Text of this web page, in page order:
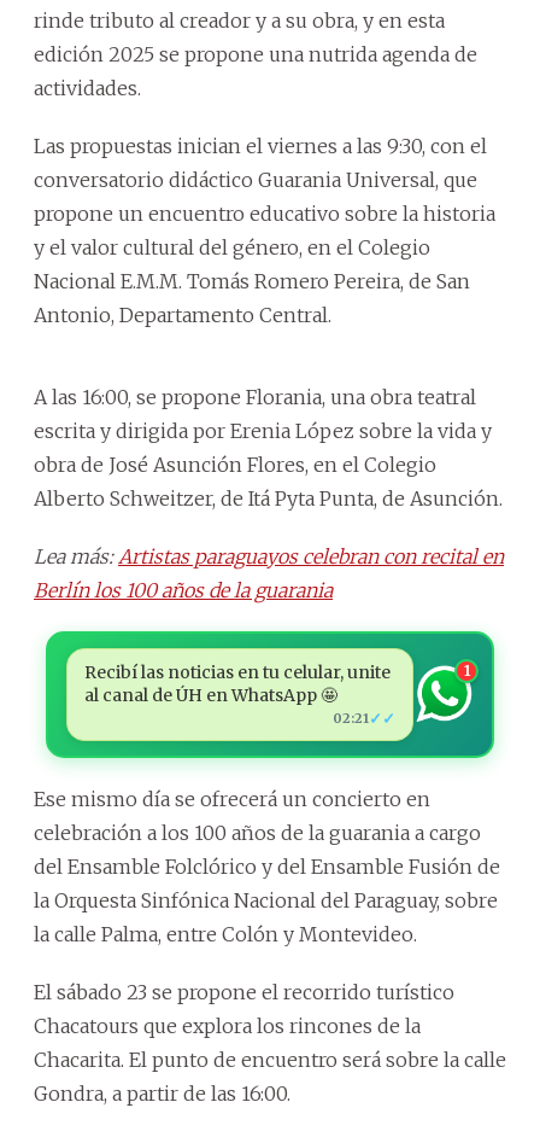
rinde tributo al creador y a su obra, y en esta
edición 2025 se propone una nutrida agenda de
actividades.
Las propuestas inician el viernes a las 9:30, con el
conversatorio didáctico Guarania Universal, que
propone un encuentro educativo sobre la historia
y el valor cultural del género, en el Colegio
Nacional E.M.M. Tomás Romero Pereira, de San
Antonio, Departamento Central.
A las 16:00, se propone Florania, una obra teatral
escrita y dirigida por Erenia López sobre la vida y
obra de José Asunción Flores, en el Colegio
Alberto Schweitzer, de Itá Pyta Punta, de Asunción.
Lea más: Artistas paraguayos celebran con recital en
Berlín los 100 años de la guarania
Recibí las noticias en tu celular, unite
al canal de ÚH en WhatsApp 🤩
02:21 ✓✓
1
Ese mismo día se ofrecerá un concierto en
celebración a los 100 años de la guarania a cargo
del Ensamble Folclórico y del Ensamble Fusión de
la Orquesta Sinfónica Nacional del Paraguay, sobre
la calle Palma, entre Colón y Montevideo.
El sábado 23 se propone el recorrido turístico
Chacatours que explora los rincones de la
Chacarita. El punto de encuentro será sobre la calle
Gondra, a partir de las 16:00.